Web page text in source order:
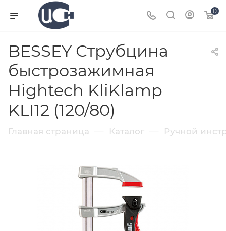
0
BESSEY Струбцина
быстрозажимная
Hightech KliKlamp
KLI12 (120/80)
Главная страница Каталог Ручной